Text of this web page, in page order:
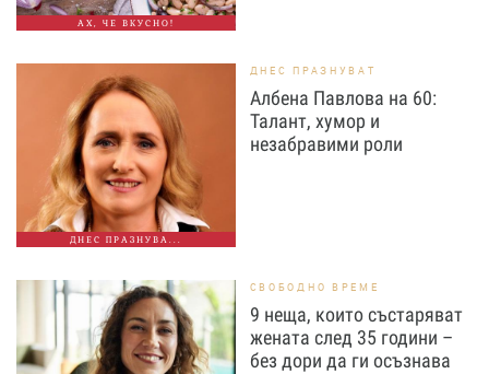
АХ, ЧЕ ВКУСНО!
ДНЕС ПРАЗНУВА...
ДНЕС ПРАЗНУВАТ
Албена Павлова на 60:
Талант, хумор и
незабравими роли
СВОБОДНО ВРЕМЕ
9 неща, които състаряват
жената след 35 години –
без дори да ги осъзнава